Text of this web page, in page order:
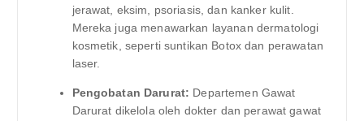
jerawat, eksim, psoriasis, dan kanker kulit.
Mereka juga menawarkan layanan dermatologi
kosmetik, seperti suntikan Botox dan perawatan
laser.
Pengobatan Darurat: Departemen Gawat
Darurat dikelola oleh dokter dan perawat gawat